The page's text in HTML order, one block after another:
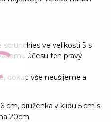
ve velikosti S s
účesu ten pravý
dokud vše neušijeme a
cm, pruženka v klidu 5 cm s
20cm